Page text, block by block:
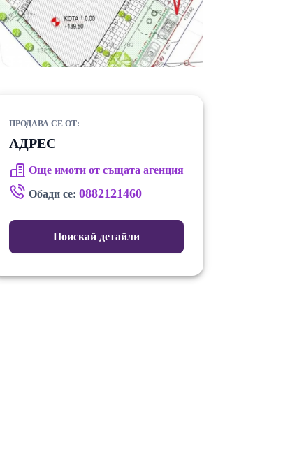
ПРОДАВА СЕ ОТ:
АДРЕС
Още имоти от същата агенция
Обади се: 0882121460
Поискай детайли